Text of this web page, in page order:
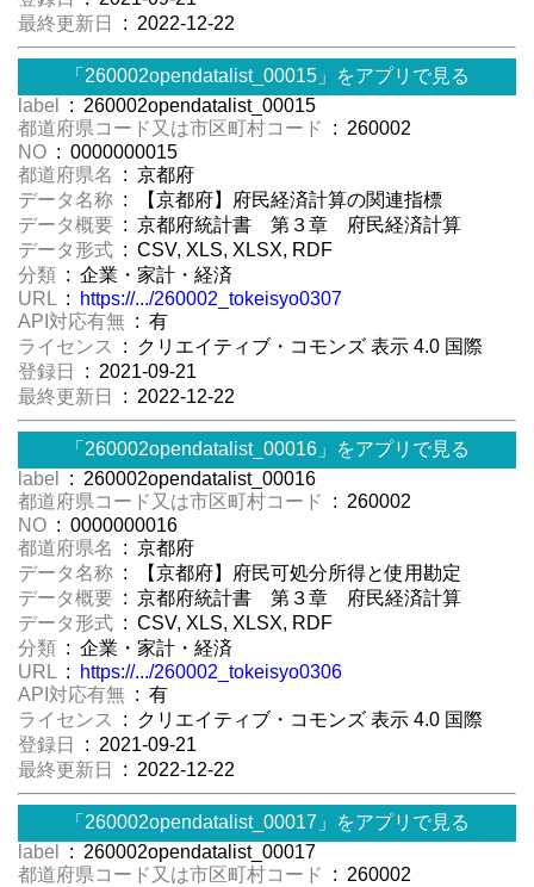
最終更新日
: 2022-12-22
「260002opendatalist_00015」をアプリで見る
label
: 260002opendatalist_00015
都道府県コード又は市区町村コード
: 260002
NO : 0000000015
都道府県名
: 京都府
データ名称 : 【京都府】府民経済計算の関連指標
データ概要 : 京都府統計書 第３章 府民経済計算
データ形式 : CSV, XLS, XLSX, RDF
分類 : 企業・家計・経済
URL :
https://.../260002_tokeisyo0307
API対応有無 : 有
ライセンス
: クリエイティブ・コモンズ 表示 4.0 国際
登録日
: 2021-09-21
最終更新日
: 2022-12-22
「260002opendatalist_00016」をアプリで見る
label
: 260002opendatalist_00016
都道府県コード又は市区町村コード
: 260002
NO : 0000000016
都道府県名
: 京都府
データ名称 : 【京都府】府民可処分所得と使用勘定
データ概要 : 京都府統計書 第３章 府民経済計算
データ形式 : CSV, XLS, XLSX, RDF
分類 : 企業・家計・経済
URL :
https://.../260002_tokeisyo0306
API対応有無 : 有
ライセンス
: クリエイティブ・コモンズ 表示 4.0 国際
登録日
: 2021-09-21
最終更新日
: 2022-12-22
「260002opendatalist_00017」をアプリで見る
label
: 260002opendatalist_00017
都道府県コード又は市区町村コード
: 260002